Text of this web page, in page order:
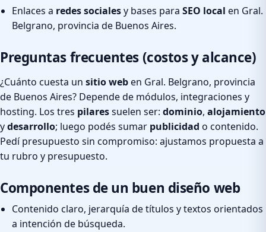
Enlaces a redes socialesy bases para SEO local en Gral.
Belgrano, provincia de Buenos Aires.
Preguntas frecuentes (costos y alcance)
¿Cuánto cuesta un sitio weben Gral. Belgrano, provincia
de Buenos Aires? Depende de módulos, integraciones y
hosting. Los tres pilaressuelen ser: dominio, alojamiento
ydesarrollo; luego podés sumar publicidad o contenido.
Pedí presupuesto sin compromiso: ajustamos propuesta a
tu rubro y presupuesto.
Componentes de un buen diseño web
Contenido claro, jerarquía de títulos y textos orientados
a intención de búsqueda.